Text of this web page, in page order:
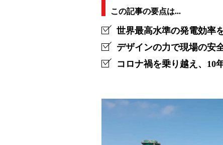
水
準
の
発
効
この記事の要点は...
世界最高水準の発電効率
デザインの力で現場の安
コロナ禍を乗り越え、10